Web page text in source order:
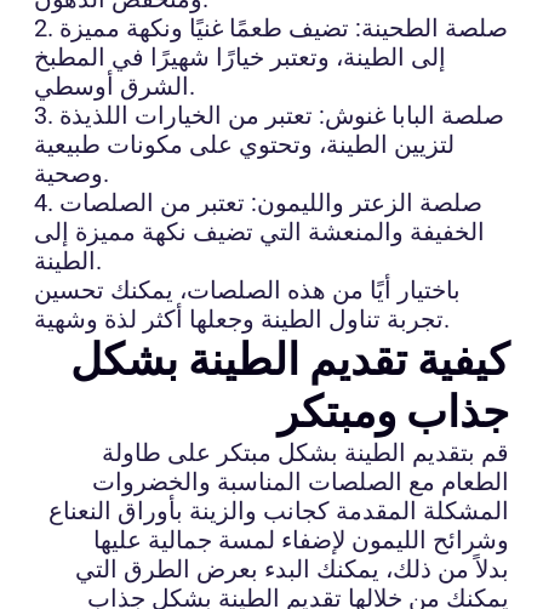
2. صلصة الطحينة: تضيف طعمًا غنيًا ونكهة مميزة
إلى الطينة، وتعتبر خيارًا شهيرًا في المطبخ
الشرق أوسطي.
3. صلصة البابا غنوش: تعتبر من الخيارات اللذيذة
لتزيين الطينة، وتحتوي على مكونات طبيعية
وصحية.
4. صلصة الزعتر والليمون: تعتبر من الصلصات
الخفيفة والمنعشة التي تضيف نكهة مميزة إلى
الطينة.
باختيار أيًا من هذه الصلصات، يمكنك تحسين
تجربة تناول الطينة وجعلها أكثر لذة وشهية.
كيفية تقديم الطينة بشكل
جذاب ومبتكر
قم بتقديم الطينة بشكل مبتكر على طاولة
الطعام مع الصلصات المناسبة والخضروات
المشكلة المقدمة كجانب والزينة بأوراق النعناع
وشرائح الليمون لإضفاء لمسة جمالية عليها
بدلاً من ذلك، يمكنك البدء بعرض الطرق التي
يمكنك من خلالها تقديم الطينة بشكل جذاب